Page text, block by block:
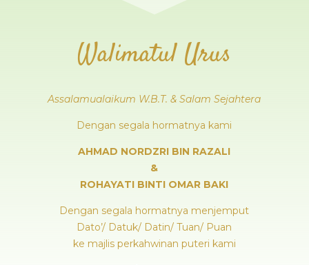
Walimatul Urus
Assalamualaikum W.B.T. & Salam Sejahtera
Dengan segala hormatnya kami
AHMAD NORDZRI BIN RAZALI
&
ROHAYATI BINTI OMAR BAKI
Dengan segala hormatnya menjemput
Dato’/ Datuk/ Datin/ Tuan/ Puan
ke majlis perkahwinan puteri kami